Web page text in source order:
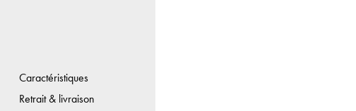
Caractéristiques
Retrait & livraison